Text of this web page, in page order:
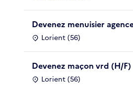
Devenez menuisier
Lorient (56)
Devenez maçon vrd (H/F)
Lorient (56)